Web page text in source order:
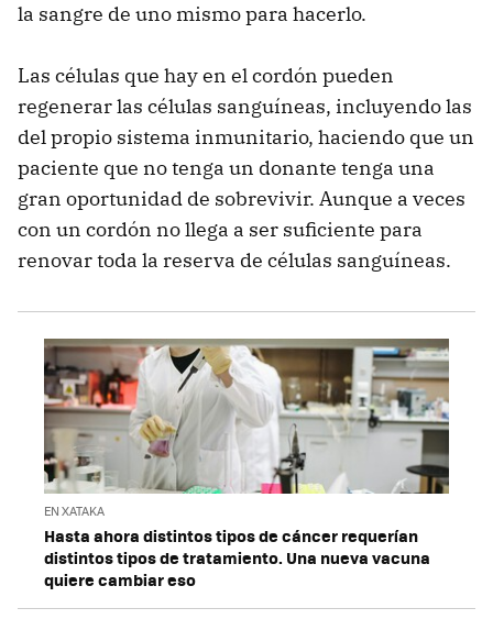
la sangre de uno mismo para hacerlo.
Las células que hay en el cordón pueden
regenerar las células sanguíneas, incluyendo las
del propio sistema inmunitario, haciendo que un
paciente que no tenga un donante tenga una
gran oportunidad de sobrevivir. Aunque a veces
con un cordón no llega a ser suficiente para
renovar toda la reserva de células sanguíneas.
EN XATAKA
Hasta ahora distintos tipos de cáncer requerían
distintos tipos de tratamiento. Una nueva vacuna
quiere cambiar eso